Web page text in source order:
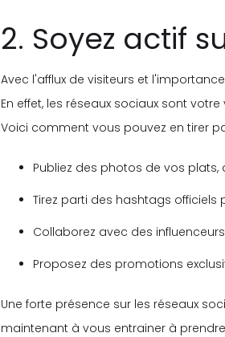
2. Soyez actif
Avec l'afflux de visiteurs et
En effet, les réseaux sociaux sont
Voici comment vous pouvez en tirer
Publiez des photos de vos
Tirez parti des hashtags officiels
Collaborez avec des
Proposez des promotions
Une forte présence sur les réseaux
maintenant à vous entrainer à